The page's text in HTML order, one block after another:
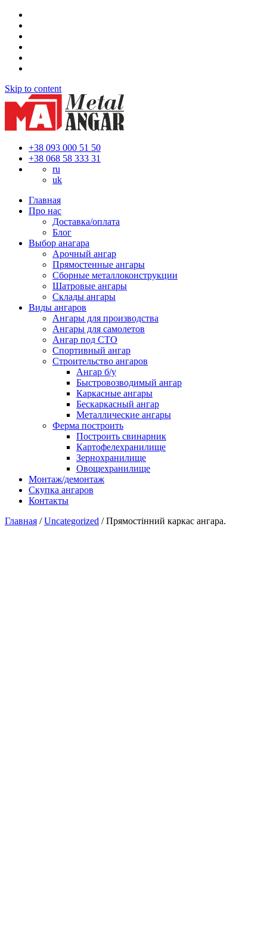
Skip to content
+38 093 000 51 50
+38 068 58 333 31
ru
uk
Главная
Про нас
Доставка/оплата
Блог
Выбор анагара
Арочный ангар
Прямостенные ангары
Сборные металлоконструкции
Шатровые ангары
Склады ангары
Виды ангаров
Ангары для производства
Ангары для самолетов
Ангар под СТО
Спортивный ангар
Строительство ангаров
Ангар б/у
Быстровозводимый ангар
Каркасные ангары
Бескаркасный ангар
Металлические ангары
Ферма построить
Построить свинарник
Картофелехранилище
Зернохранилище
Овощехранилище
Монтаж/демонтаж
Скупка ангаров
Контакты
Главная /Uncategorized / Прямостінний каркас ангара.